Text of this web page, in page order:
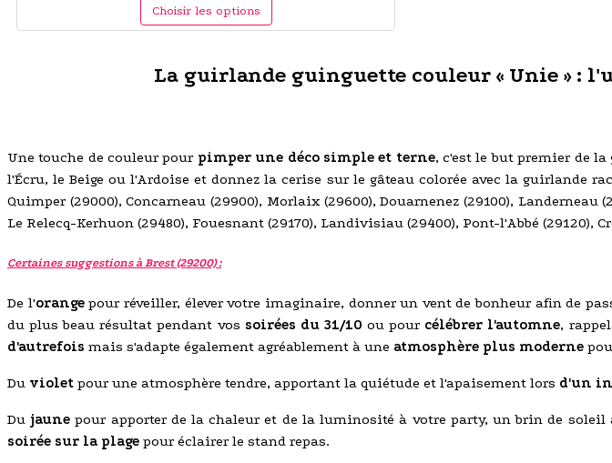
Choisir les options
La guirlande guinguette couleur « Unie » :
Une touche de couleur pour pimper une déco simple et terne, c'est le but premier de la
l'Écru, le Beige ou l'Ardoise et donnez la cerise sur le gâteau colorée avec la guirlande
Quimper (29000), Concarneau (29900), Morlaix (29600), Douarnenez (29100), Landerneau
Le Relecq-Kerhuon (29480), Fouesnant (29170), Landivisiau (29400), Pont-l'Abbé (29120),
Certaines suggestions à Brest (29200) :
De l'orangepour réveiller, élever votre imaginaire, donner un vent de bonheur afin de
du plus beau résultat pendant vos soirées du 31/10 ou pour célébrer l'automne,
d'autrefois mais s'adapte également agréablement à une atmosphère plus moderne
Du violet pour une atmosphère tendre, apportant la quiétude et l'apaisement lors d'un
Du jaune pour apporter de la chaleur et de la luminosité à votre party, un brin de
soirée sur la plage pour éclairer le stand repas.